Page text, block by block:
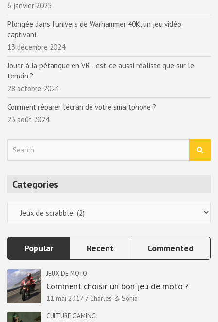
6 janvier 2025
Plongée dans l’univers de Warhammer 40K, un jeu vidéo
captivant
13 décembre 2024
Jouer à la pétanque en VR : est-ce aussi réaliste que sur le
terrain ?
28 octobre 2024
Comment réparer l’écran de votre smartphone ?
23 août 2024
Categories
Popular Recent Commented
JEUX DE MOTO
Comment choisir un bon jeu de moto ?
11 mai 2017 Charles & Sonia
CULTURE GAMING